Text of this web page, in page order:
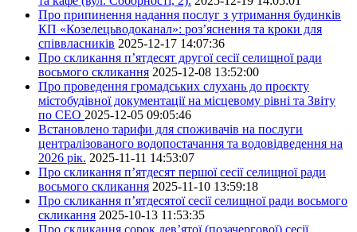
Про припинення надання послуг з утримання будинків
КП «Козелецьводоканал»: роз’яснення та кроки для
співвласників 2025-12-17 14:07:36
Про скликання п’ятдесят другої сесії селищної ради
восьмого скликання 2025-12-08 13:52:00
Про проведення громадських слухань до проєкту
містобудівної документації на місцевому рівні та Звіту
по СЕО 2025-12-05 09:05:46
Встановлено тарифи для споживачів на послуги
централізованого водопостачання та водовідведення на
2026 рік. 2025-11-11 14:53:07
Про скликання п’ятдесят першої сесії селищної ради
восьмого скликання 2025-11-10 13:59:18
Про скликання п’ятдесятої сесії селищної ради восьмого
скликання 2025-10-13 11:53:35
Про скликання сорок дев’ятої (позачергової) сесії